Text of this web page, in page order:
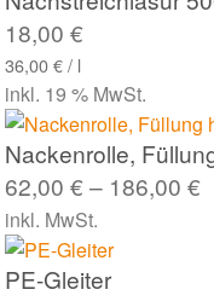
18,00€
36,00€/ l
inkl. 19 % MwSt.
Nackenrolle,
62,00€– 186,00€
inkl. MwSt.
PE-Gleiter